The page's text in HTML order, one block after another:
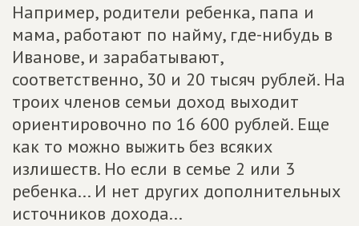
Например, родители ребенка, папа и
мама, работают по найму, где-нибудь в
Иванове, и зарабатывают,
соответственно, 30 и 20 тысяч рублей. На
троих членов семьи доход выходит
ориентировочно по 16 600 рублей. Еще
как то можно выжить без всяких
излишеств. Но если в семье 2 или 3
ребенка... И нет других дополнительных
источников дохода...